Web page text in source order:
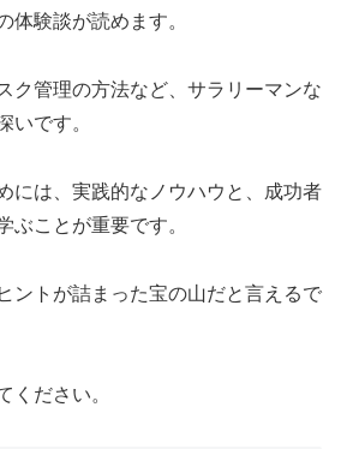
体験談が読めます。
ク管理の方法など、サラリーマンな
いです。
には、実践的なノウハウと、成功者
ぶことが重要です。
ントが詰まった宝の山だと言えるで
ください。